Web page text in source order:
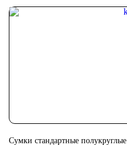
Сумки стандартные полукруглые